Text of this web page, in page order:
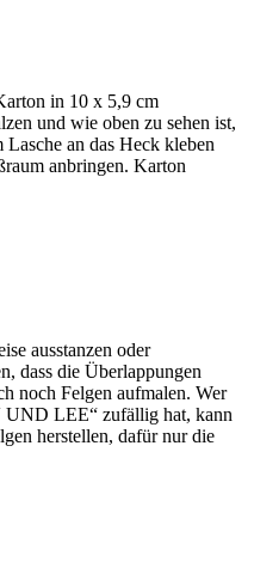
in 10 x 5,9 cm
und wie oben zu sehen ist,
an das Heck kleben
anbringen. Karton
ausstanzen oder
dass die Überlappungen
noch Felgen aufmalen. Wer
UND LEE“ zufällig hat, kann
herstellen, dafür nur die